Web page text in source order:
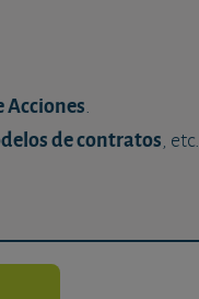
Acciones.
de contratos, etc.